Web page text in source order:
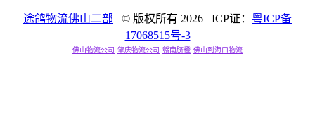
途鸽物流佛山二部 © 版权所有 2026 ICP证： 粤ICP备
17068515号-3
佛山物流公司 肇庆物流公司 赣南脐橙 佛山到海口物流